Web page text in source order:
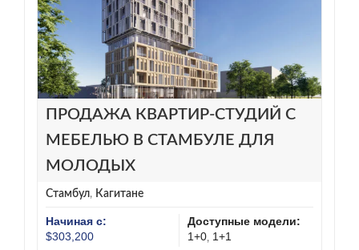
ПРОДАЖА КВАРТИР-СТУДИЙ С
МЕБЕЛЬЮ В СТАМБУЛЕ ДЛЯ
МОЛОДЫХ
Стамбул, Кагитане
Начиная с:
$303,200
Доступные модели:
1+0, 1+1